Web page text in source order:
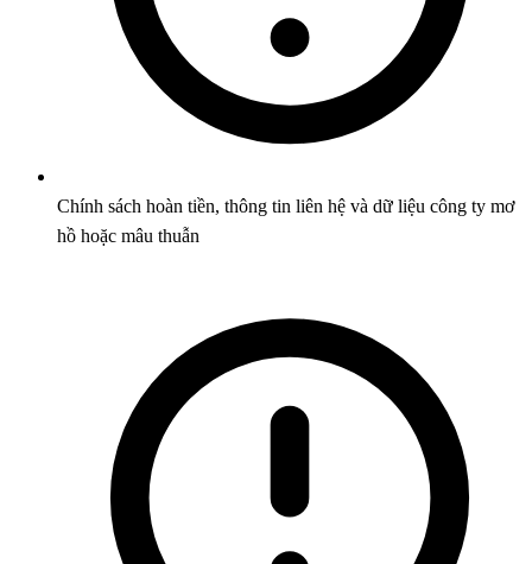
Chính sách hoàn tiền, thông tin liên hệ và dữ liệu công ty mơ
hồ hoặc mâu thuẫn